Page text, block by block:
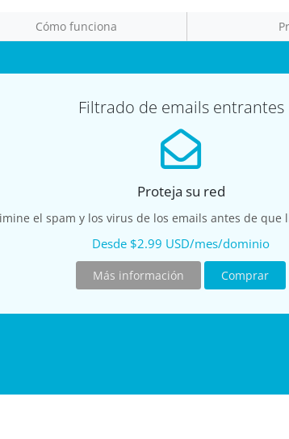
Cómo funciona
Filtrado de emails entrantes
Proteja su red
el spam y los virus de los emails antes de que
Desde $2.99 USD/mes/dominio
Más información Comprar